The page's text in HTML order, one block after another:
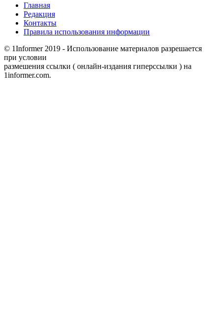
Главная
Редакция
Контакты
Правила использования информации
© 1Informer 2019 - Использование материалов разрешается
при условии
размешения ссылки ( онлайн-издания гиперссылки ) на
1informer.com.